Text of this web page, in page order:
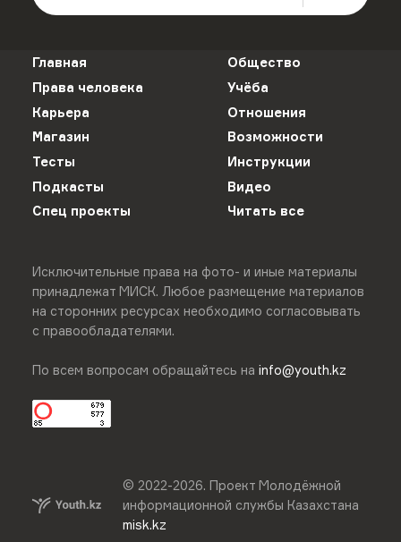
Главная
Общество
Права человека
Учёба
Карьера
Отношения
Магазин
Возможности
Тесты
Инструкции
Подкасты
Видео
Спец проекты
Читать все
Исключительные права на фото- и иные материалы
принадлежат МИСК. Любое размещение материалов
на сторонних ресурсах необходимо согласовывать
с правообладателями.
По всем вопросам обращайтесь на info@youth.kz
© 2022-2026.Проект Молодёжной
информационной службы Казахстана
misk.kz